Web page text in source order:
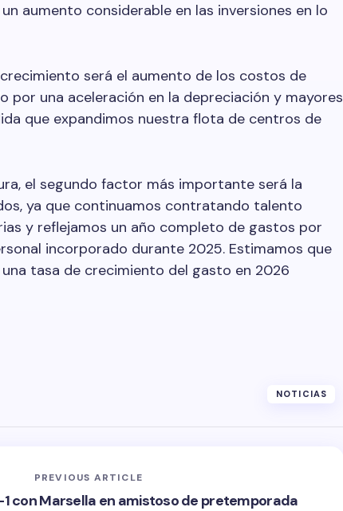
aumento considerable en las inversiones en lo
será el aumento de los costos de
por una aceleración en la depreciación y mayores
que expandimos nuestra flota de centros de
el segundo factor más importante será la
ya que continuamos contratando talento
y reflejamos un año completo de gastos por
incorporado durante 2025. Estimamos que
tasa de crecimiento del gasto en 2026
NOTICIAS
PREVIOUS ARTICLE
con Marsella en amistoso de pretemporada